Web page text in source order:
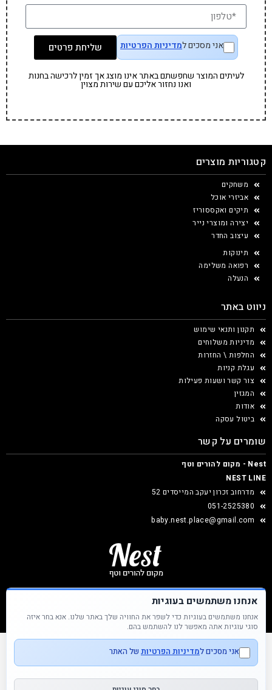
אני מסכים למדיניות הפרטיות שליחת פרטים
לעיתים המוצר שחפשתם באתר אינו מוצג אך זמין לרכישה בחנות
ואנו נחזור אליכם עם שירות מצוין
קטגוריות מוצרים
משחקים
אביזרי אוכל
תיקים ואקססוריז
יצירה ומוצרי נייר
עיצוב החדר
תינוקות
רפואה משלימה
הנעלה
ניווט באתר
תקנון ותנאי שימוש
מדיניות משלוחים
החלפות \ החזרות
עגלת קניות
צור קשר ושעות פעילות
המגזין
אודות
ביטול עסקה
שומרים על קשר
Nest - מקום להורים וטף
NEST LINE
מדרחוב זכרון יעקב המייסדים 52
051-2525380
baby.nest.place@gmail.com
Nest &copy כל הזכויות שמורות
אנחנו משתמשים בעוגיות
אנחנו משתמשים בעוגיות כדי לשפר את החוויה שלך באתר שלנו. אנא בחר איזה
סוגי עוגיות אתה מאפשר לנו להשתמש בהם.
אני מסכים למדיניות הפרטיות של האתר